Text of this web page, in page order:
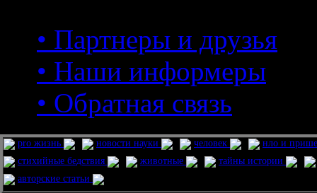
• Партнеры и друзья
• Наши информеры
• Обратная связь
pro жизнь новости науки человек
нло и
стихийные бедствия
животные
тайны истории
авторские статьи